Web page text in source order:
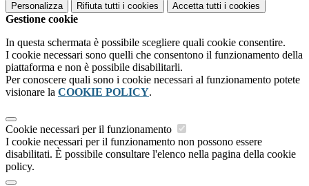
Personalizza Rifiuta tutti i cookies Accetta tutti i cookies
Gestione cookie
In questa schermata è possibile scegliere quali cookie consentire.
I cookie necessari sono quelli che consentono il funzionamento della
piattaforma e non è possibile disabilitarli.
Per conoscere quali sono i cookie necessari al funzionamento potete
visionare la COOKIE POLICY.
Cookie necessari per il funzionamento
I cookie necessari per il funzionamento non possono essere
disabilitati. È possibile consultare l'elenco nella pagina della cookie
policy.